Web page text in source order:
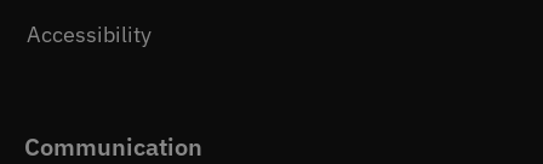
Accessibility
Communication